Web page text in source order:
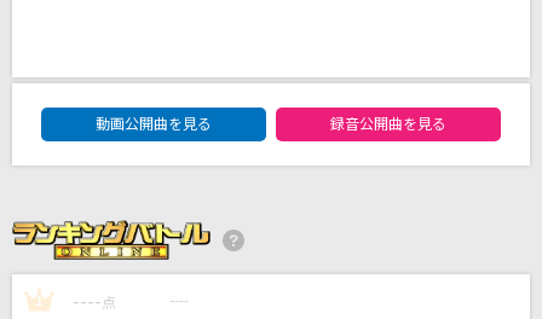
水金地火木土天アーメン
残酷な天使のテーゼ
lulu.
Mrs. GREEN APPLE
DAM★ともボーカルエントリーランキング
動画公開曲を見る
録音公開曲を見る
1 ---- 点 ----